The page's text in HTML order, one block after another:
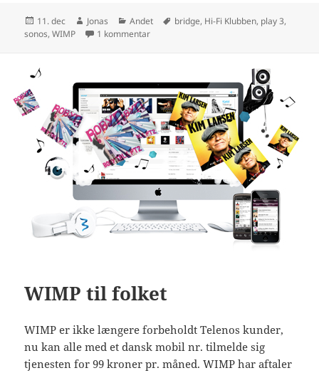
Udgivet
i
11. dec Forfatter
Jonas Kategorier
Andet Tags
bridge, Hi-Fi Klubben, play 3,
sonos,WIMP 1 kommentartil Sonos Play 3 inkl. gratis bridge
WIMP til folket
WIMP er ikke længere forbeholdt Telenos kunder,
nu kan alle med et dansk mobil nr. tilmelde sig
tjenesten for 99 kroner pr. måned. WIMP har aftaler